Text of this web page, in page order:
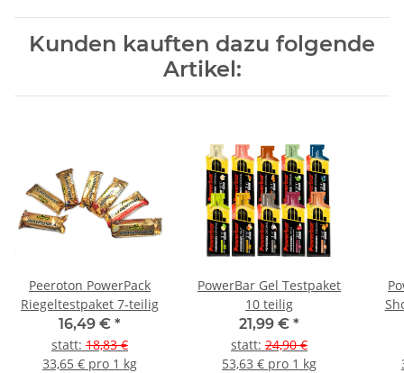
Kunden kauften dazu folgende
Artikel:
Peeroton PowerPack
Riegeltestpaket 7-teilig
16,49 € *
statt: 18,83 €
33,65 € pro 1 kg
PowerBar Gel Testpaket
10 teilig
21,99 € *
statt: 24,90 €
53,63 € pro 1 kg